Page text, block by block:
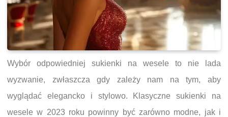
Wybór odpowiedniej sukienki na wesele to nie lada
wyzwanie, zwłaszcza gdy zależy nam na tym, aby
wyglądać elegancko i stylowo. Klasyczne sukienki na
wesele w 2023 roku powinny być zarówno modne, jak i